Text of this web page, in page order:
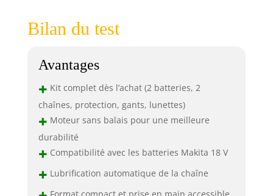
surchauffe – des
fonctions
essentielles pour
assurer la sécurité
durée de vie de
tronçonneuse sur
Bilan du test
Avantages
+ Kit complet dès l’achat (2 batteries, 2
chaînes, protection, gants, lunettes)
+ Moteur sans balais pour une meilleure
durabilité
+ Compatibilité avec les batteries Makita 18 V
+ Lubrification automatique de la chaîne
Format compact et prise en main accessible